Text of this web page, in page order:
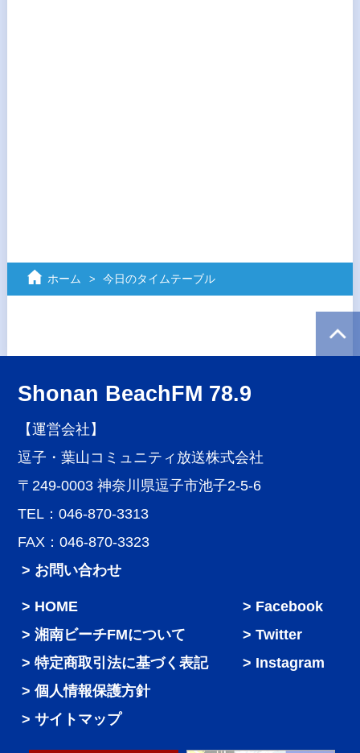
ホーム 今日のタイムテーブル
Shonan BeachFM 78.9
【運営会社】
逗子・葉山コミュニティ放送株式会社
〒249-0003 神奈川県逗子市池子2-5-6
TEL：046-870-3313
FAX：046-870-3323
> お問い合わせ
HOME
湘南ビーチFMについて
特定商取引法に基づく表記
個人情報保護方針
サイトマップ
Facebook
Twitter
Instagram